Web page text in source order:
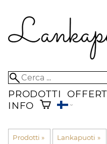
PRODOTTI
INFO
Prodotti ‪» Lankapuoti ‪»